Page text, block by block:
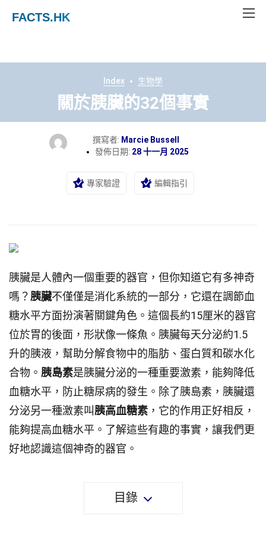
FACTS.HK
Index 生物學
關於胰臟的32個事實
撰寫者: Marcie Bussell
發佈日期: 28 十一月 2025
專家驗證 編輯指引
胰臟是人體內一個重要的器官，但你知道它有多神奇
嗎？ 胰臟不僅僅是消化系統的一部分，它還在調節血
糖水平方面扮演著關鍵角色。這個長約15厘米的器官
位於胃的後面，形狀像一條魚。胰臟每天分泌約1.5
升的胰液，幫助分解食物中的脂肪、蛋白質和碳水化
合物。 胰島素是胰臟分泌的一種重要激素，能夠降低
血糖水平，防止糖尿病的發生。除了胰島素，胰臟還
分泌另一種激素叫胰高血糖素 ，它的作用正好相反，
能夠提高血糖水平。了解這些有趣的事實，讓我們更
好地認識這個神奇的器官。
目錄